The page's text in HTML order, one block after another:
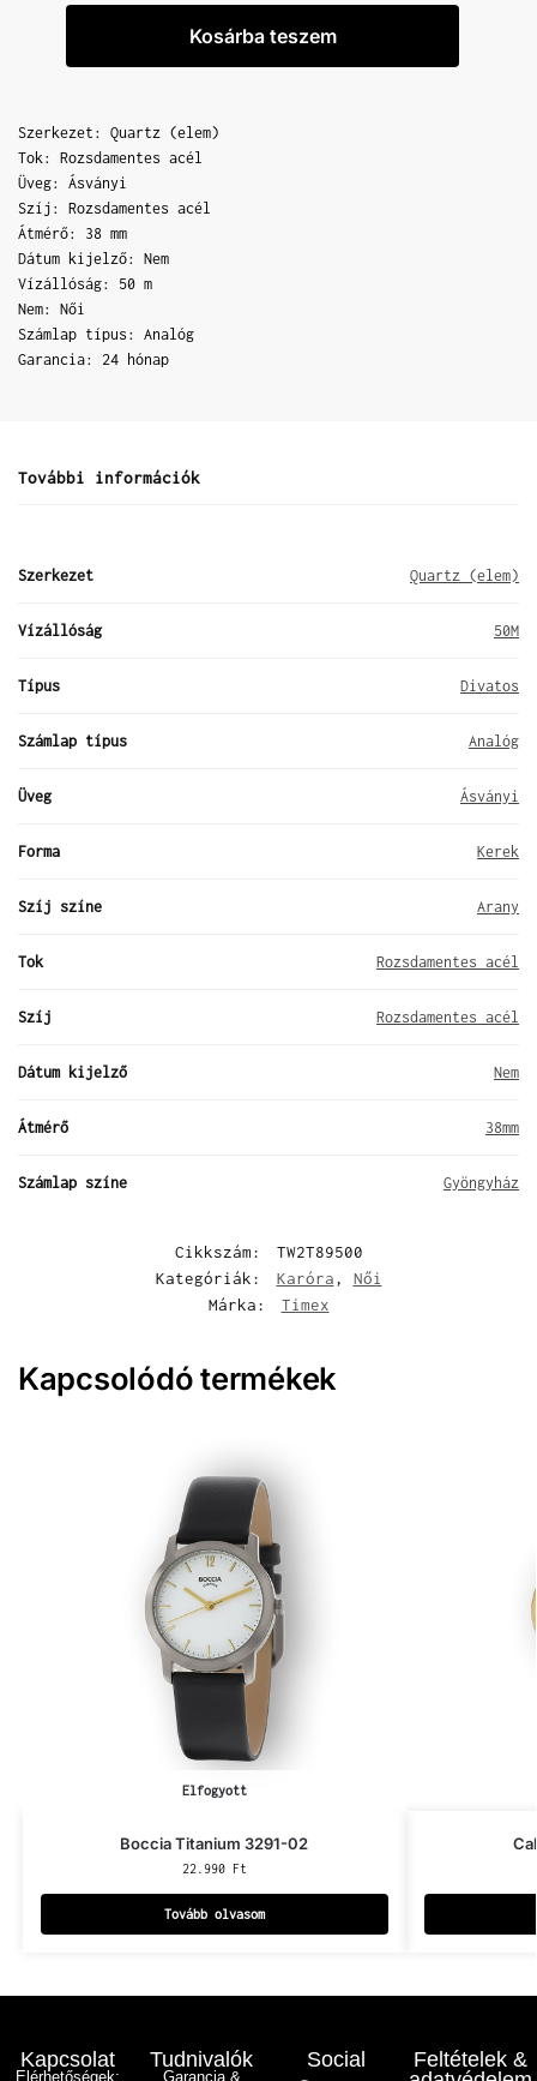
Kosárba teszem
Szerkezet: Quartz (elem)
Tok: Rozsdamentes acél
Üveg: Ásványi
Szíj: Rozsdamentes acél
Átmérő: 38 mm
Dátum kijelző: Nem
Vízállóság: 50 m
Nem: Női
Számlap típus: Analóg
Garancia: 24 hónap
További információk
Szerkezet Quartz (elem)
Vízállóság 50M
Típus Divatos
Számlap típus Analóg
Üveg Ásványi
Forma Kerek
Szíj színe Arany
Tok Rozsdamentes acél
Szíj Rozsdamentes acél
Dátum kijelző Nem
Átmérő 38mm
Számlap színe Gyöngyház
Cikkszám:
TW2T89500
Kategóriák:
Karóra, Női
Márka:
Timex
Kapcsolódó termékek
Elfogyott
Boccia Titanium 3291-02
22.990 Ft
Tovább olvasom
Kapcsolat
Elérhetőségek:
Tudnivalók
Garancia &
Social
Feltételek &